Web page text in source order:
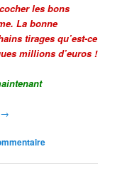
les bons
La bonne
tirages qu’est-ce
millions d’euros !
→